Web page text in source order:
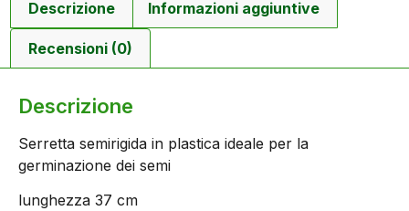
Descrizione Informazioni aggiuntive
Recensioni (0)
Descrizione
Serretta semirigida in plastica ideale per la
germinazione dei semi
lunghezza 37 cm